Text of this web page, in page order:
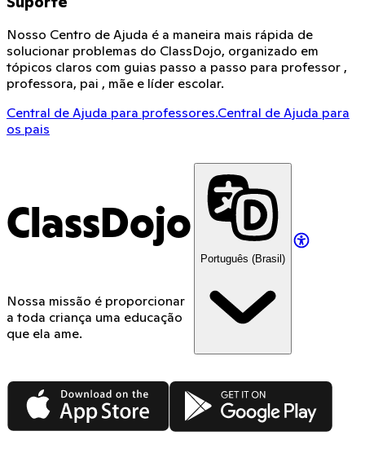
Nosso Centro de Ajuda é a maneira mais rápida de
solucionar problemas do ClassDojo, organizado em
tópicos claros com guias passo a passo para professor ,
professora, pai , mãe e líder escolar.
Central de Ajuda para professores.Central de Ajuda para
os pais
ClassDojo
Nossa missão é proporcionar
a toda criança uma educação
que ela ame.
Português (Brasil)
App Store Google Play